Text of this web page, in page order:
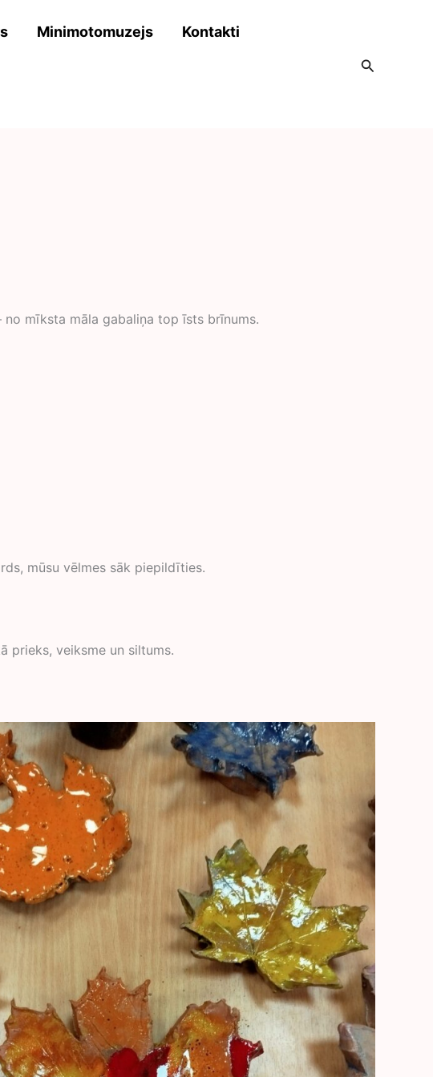
Minimotomuzejs Kontakti
Search
mīksta māla gabaliņa top īsts brīnums.
mūsu vēlmes sāk piepildīties.
prieks, veiksme un siltums.